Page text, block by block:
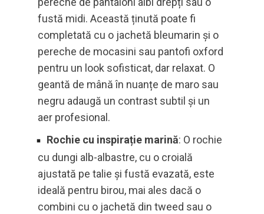
fustă midi. Această ținută poate fi
completată cu o jachetă bleumarin și o
pereche de mocasini sau pantofi oxford
pentru un look sofisticat, dar relaxat. O
geantă de mână în nuanțe de maro sau
negru adaugă un contrast subtil și un
aer profesional.
Rochie cu inspirație marină: O rochie
cu dungi alb-albastre, cu o croială
ajustată pe talie și fustă evazată, este
ideală pentru birou, mai ales dacă o
combini cu o jachetă din tweed sau o